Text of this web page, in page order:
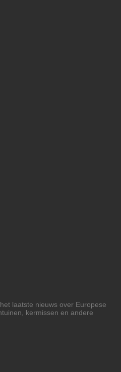
laatste nieuws over Europese
kermissen en andere